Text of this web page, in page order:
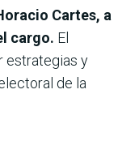
Cartes, a
cargo. El
estrategias y
de la